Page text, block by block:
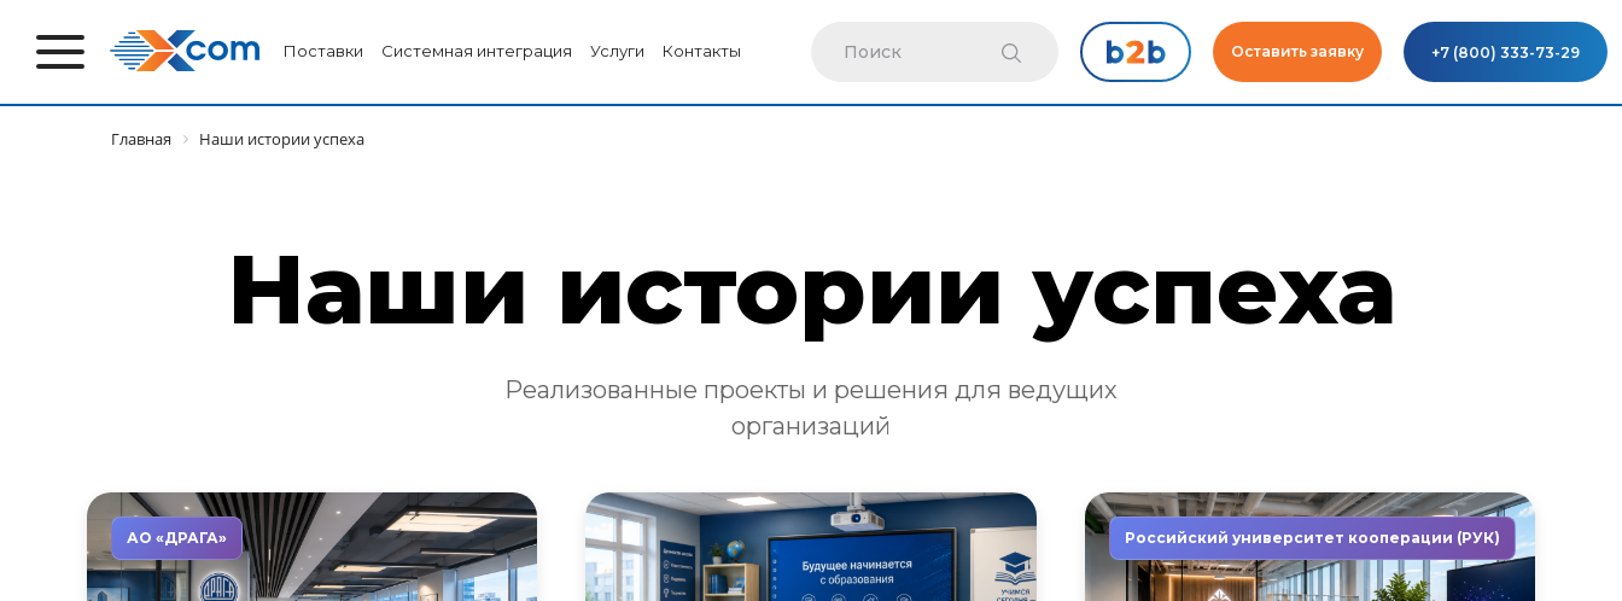
Поставки Системная интеграция Услуги Контакты Оставить заявку +7 (800) 333-73-29
Главная Наши истории успеха
Наши истории успеха
Реализованные проекты и решения для ведущих
организаций
АО «ДРАГА» Российский университет кооперации (РУК)